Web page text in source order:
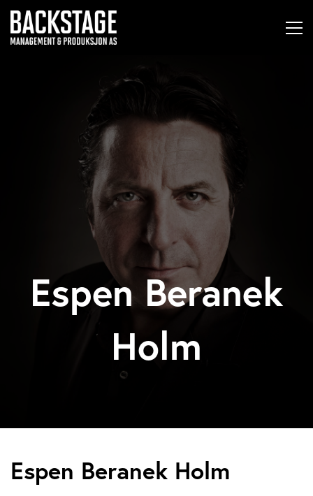
Espen Beranek
Holm
E
Espen Beranek Holm